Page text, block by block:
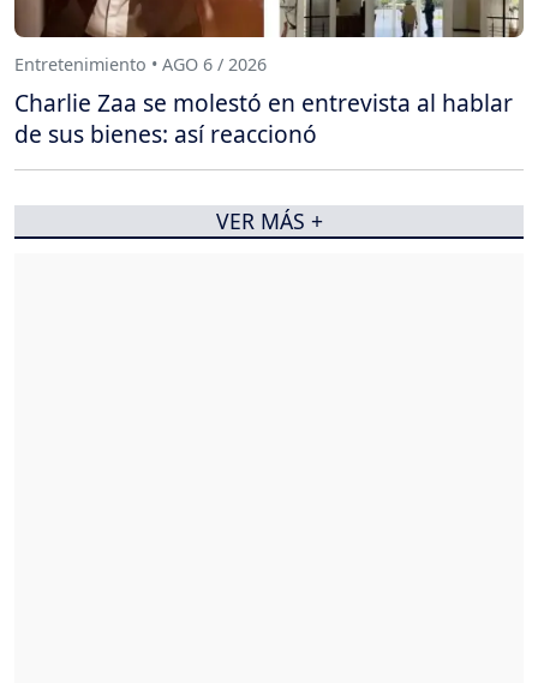
Entretenimiento • AGO 6 / 2026
Charlie Zaa se molestó en entrevista al hablar
de sus bienes: así reaccionó
VER MÁS +